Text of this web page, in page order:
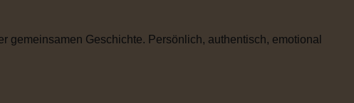
Geschichte. Persönlich, authentisch, emotional